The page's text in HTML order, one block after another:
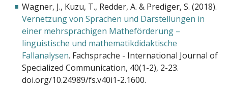
Wagner, J., Kuzu, T., Redder, A. & Prediger, S. (2018).
Vernetzung von Sprachen und Darstellungen in
einer mehrsprachigen Matheförderung –
linguistische und mathematikdidaktische
Fallanalysen. Fachsprache - International Journal of
Specialized Communication, 40(1-2), 2-23.
doi.org/10.24989/fs.v40i1-2.1600.